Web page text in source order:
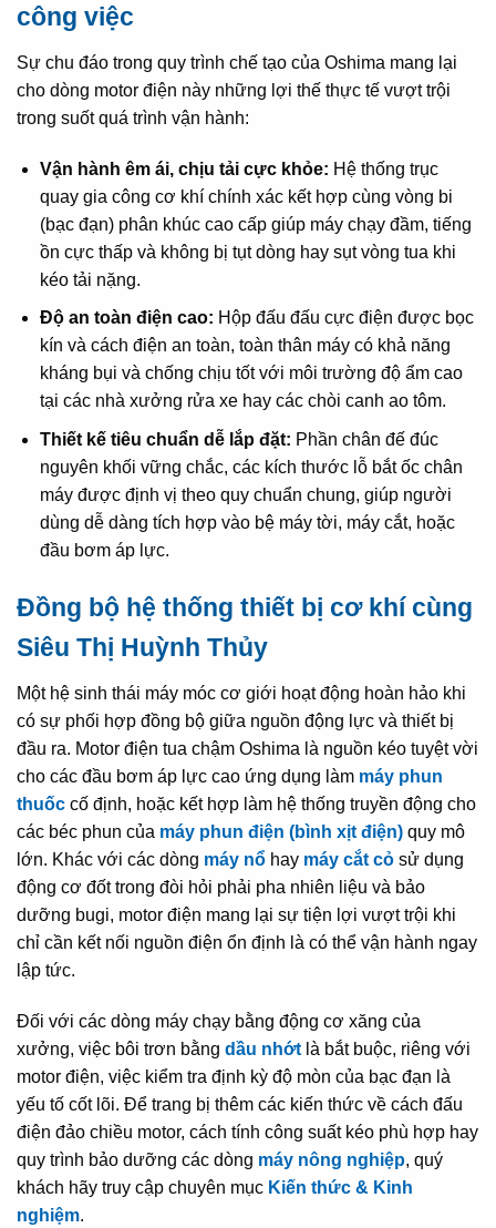
công việc
Sự chu đáo trong quy trình chế tạo của Oshima mang lại
cho dòng motor điện này những lợi thế thực tế vượt trội
trong suốt quá trình vận hành:
Vận hành êm ái, chịu tải cực khỏe: Hệ thống trục
quay gia công cơ khí chính xác kết hợp cùng vòng bi
(bạc đạn) phân khúc cao cấp giúp máy chạy đầm, tiếng
ồn cực thấp và không bị tụt dòng hay sụt vòng tua khi
kéo tải nặng.
Độ an toàn điện cao: Hộp đấu đấu cực điện được bọc
kín và cách điện an toàn, toàn thân máy có khả năng
kháng bụi và chống chịu tốt với môi trường độ ẩm cao
tại các nhà xưởng rửa xe hay các chòi canh ao tôm.
Thiết kế tiêu chuẩn dễ lắp đặt: Phần chân đế đúc
nguyên khối vững chắc, các kích thước lỗ bắt ốc chân
máy được định vị theo quy chuẩn chung, giúp người
dùng dễ dàng tích hợp vào bệ máy tời, máy cắt, hoặc
đầu bơm áp lực.
Đồng bộ hệ thống thiết bị cơ khí cùng
Siêu Thị Huỳnh Thủy
Một hệ sinh thái máy móc cơ giới hoạt động hoàn hảo khi
có sự phối hợp đồng bộ giữa nguồn động lực và thiết bị
đầu ra. Motor điện tua chậm Oshima là nguồn kéo tuyệt vời
cho các đầu bơm áp lực cao ứng dụng làm máy phun
thuốc cố định, hoặc kết hợp làm hệ thống truyền động cho
các béc phun của máy phun điện (bình xịt điện) quy mô
lớn. Khác với các dòng máy nổ hay máy cắt cỏ sử dụng
động cơ đốt trong đòi hỏi phải pha nhiên liệu và bảo
dưỡng bugi, motor điện mang lại sự tiện lợi vượt trội khi
chỉ cần kết nối nguồn điện ổn định là có thể vận hành ngay
lập tức.
Đối với các dòng máy chạy bằng động cơ xăng của
xưởng, việc bôi trơn bằng dầu nhớt là bắt buộc, riêng với
motor điện, việc kiểm tra định kỳ độ mòn của bạc đạn là
yếu tố cốt lõi. Để trang bị thêm các kiến thức về cách đấu
điện đảo chiều motor, cách tính công suất kéo phù hợp hay
quy trình bảo dưỡng các dòng máy nông nghiệp, quý
khách hãy truy cập chuyên mục Kiến thức & Kinh
nghiệm.